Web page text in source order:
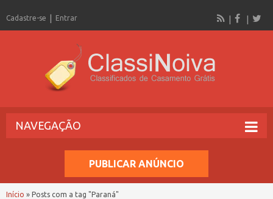
Cadastre-se Entrar
NAVEGAÇÃO
PUBLICAR ANÚNCIO
Início » Posts com a tag "Paraná"